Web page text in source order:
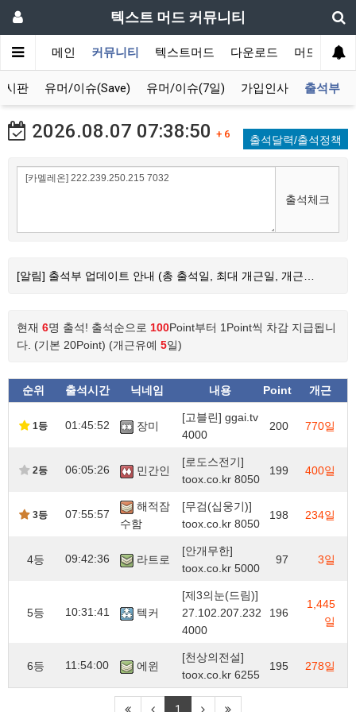
텍스트 머드 커뮤니티
메인 커뮤니티 텍스트머드 다운로드 머드 잡담
시판 유머/이슈(Save) 유머/이슈(7일) 가입인사 출석부
2026.08.07 07:38:50 + 6 출석달력/출석정책
출석체크
[알림] 출석부 업데이트 안내 (총 출석일, 최대 개근일, 개근…
현재 6명 출석! 출석순으로 100Point부터 1Point씩 차감 지급됩니
다. (기본 20Point) (개근유예 5일)
순위 출석시간 닉네임 내용 Point 개근
1등 01:45:52 장미
[고블린] ggai.tv
4000
200 770일
2등 06:05:26 민간인
[로도스전기]
toox.co.kr 8050
199 400일
3등 07:55:57
해적잠
수함
[무검(십웅기)]
toox.co.kr 8050
198 234일
4등 09:42:36 라트로
[안개무한]
toox.co.kr 5000
97 3일
5등 10:31:41 텍커
[제3의눈(드림)]
27.102.207.232
4000
196
1,445
일
6등 11:54:00 에윈
[천상의전설]
toox.co.kr 6255
195 278일